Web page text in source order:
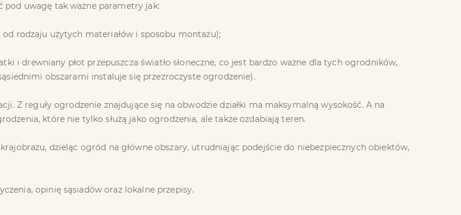
pod uwagę tak ważne parametry jak:
rodzaju użytych materiałów i sposobu montażu);
i drewniany płot przepuszcza światło słoneczne, co jest bardzo ważne dla tych ogrodników,
obszarami instaluje się przezroczyste ogrodzenie).
Z reguły ogrodzenie znajdujące się na obwodzie działki ma maksymalną wysokość. A na
które nie tylko służą jako ogrodzenia, ale także ozdabiają teren.
dzieląc ogród na główne obszary, utrudniając podejście do niebezpiecznych obiektów,
opinię sąsiadów oraz lokalne przepisy.